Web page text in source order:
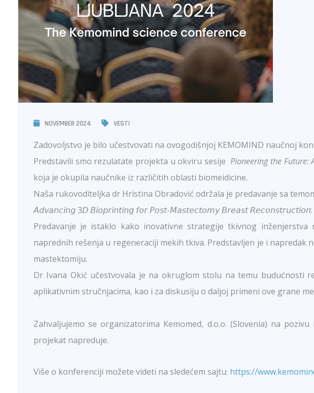
NOVEMBER 2024 VESTI
Zadovoljstvo je bilo učestvovati na ovogodišnjoj KEMOMIND naučnoj
Predstavili smo rezulatate projekta u okviru sesijePioneering the Future:
koja je okupila naučnike iz različitih oblasti biomeidicine.
Naša rukovoditeljka dr Hristina Obradović održala je predavanje sa
𝘈𝘥𝘷𝘢𝘯𝘤𝘪𝘯𝘨 3𝘋 𝘉𝘪𝘰𝘱𝘳𝘪𝘯𝘵𝘪𝘯𝘨 𝘧𝘰𝘳 𝘗𝘰𝘴𝘵-𝘔𝘢𝘴𝘵𝘦𝘤𝘵𝘰𝘮𝘺 𝘉𝘳𝘦𝘢𝘴𝘵 𝘙𝘦𝘤𝘰𝘯𝘴𝘵𝘳𝘶𝘤𝘵𝘪𝘰𝘯:
Predavanje je istaklo kako inovativne strategije tkivnog
naprednih rešenja u regeneraciji mekih tkiva. Predstavljen je i
mastektomiju.
Dr Ivana Okić učestvovala je na okruglom stolu na temu budućnosti
aplikativnim stručnjacima, kao i za diskusiju o daljoj primeni ove grane
Zahvaljujemo se organizatorima Kemomed, d.o.o. (Slovenia) na
projekat napreduje.
Više o konferenciji možete videti na sledećem sajtu: https://